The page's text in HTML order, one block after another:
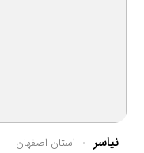
نیاسر استان اصفهان